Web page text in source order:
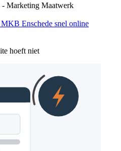
Marketing Maatwerk
MKB Enschede snel online
hoeft niet